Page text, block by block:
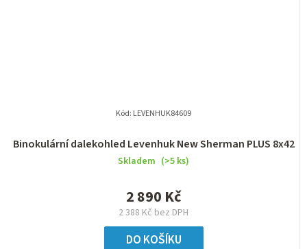
Binokulární dalekohled Levenhuk New Sherman PLUS 8x42
Skladem (>5 ks)
2 388 Kč bez DPH
2 890 Kč
DO KOŠÍKU
Kód: LEVENHUK84609